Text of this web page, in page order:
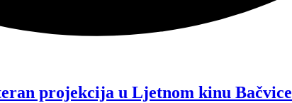
projekcija u Ljetnom kinu Bačvice